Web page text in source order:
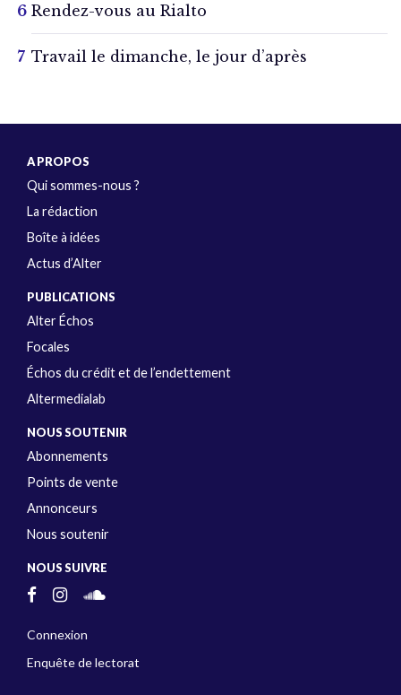
Rendez-vous au Rialto
Travail le dimanche, le jour d’après
A PROPOS
Qui sommes-nous ?
La rédaction
Boîte à idées
Actus d’Alter
PUBLICATIONS
Alter Échos
Focales
Échos du crédit et de l’endettement
Altermedialab
NOUS SOUTENIR
Abonnements
Points de vente
Annonceurs
Nous soutenir
NOUS SUIVRE
Connexion
Enquête de lectorat